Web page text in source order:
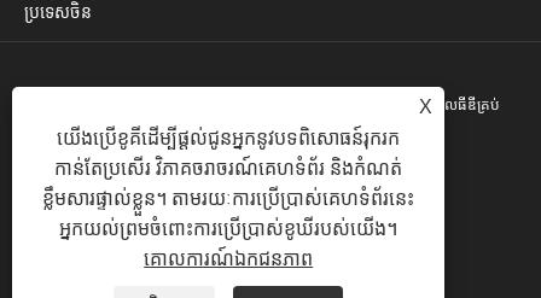
ប្រទេសចិន
រក្សាសិទ្ធិ© 2024 Qingdao Eihe Steel Steel Gropspors គ្រុបគ្រុបខូអិលធីឌីគ្រប់
បែបយ៉ាង។
Links | Sitemap | RSS | XML | គោលការណ៍ឯកជនភាព
X
យើងប្រើខូគីដើម្បីផ្តល់ជូនអ្នកនូវបទពិសោធន៍រុករក
កាន់តែប្រសើរ វិភាគចរាចរណ៍គេហទំព័រ និងកំណត់
ខ្លឹមសារផ្ទាល់ខ្លួន។ តាមរយៈការប្រើប្រាស់គេហទំព័រនេះ
អ្នកយល់ព្រមចំពោះការប្រើប្រាស់ខូឃីរបស់យើង។
គោលការណ៍ឯកជនភាព